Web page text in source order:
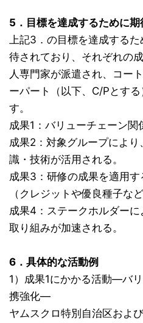
5．目標を達成するために
上記3．の目標を達成する
待されており、それぞれの
人専門家が派遣され、コー
ーパート（以下、C/Pとす
す。
成果1：バリューチェーン関
成果2：対象グループによ
識・技術が活用される。
成果3：研修の成果を適用
（クレジットや優良種子な
成果4：ステークホルダー
取り組みが加速される。
6．具体的な活動例
1）成果1にかかる活動―バ
携強化―
ヤムスクロ特別自治区およ